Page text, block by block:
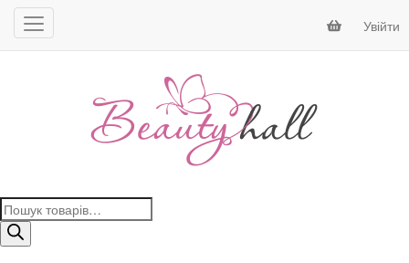
Увійти
Пошук
товарів